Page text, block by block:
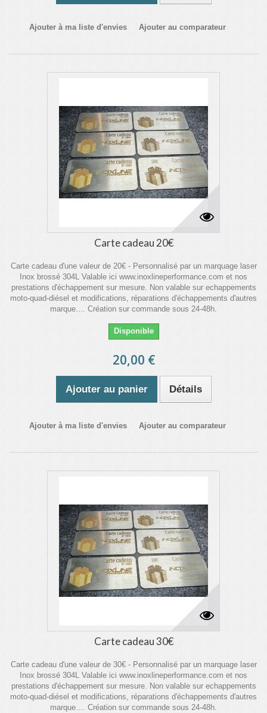
Ajouter à ma liste d'envies Ajouter au comparateur
Carte cadeau 20€
Carte cadeau d'une valeur de 20€ - Personnalisé par un marquage laser
Inox brossé 304L Valable ici www.inoxlineperformance.com et nos
prestations d'échappement sur mesure. Non valable sur echappements
moto-quad-diésel et modifications, réparations d'échappements d'autres
marque.... Création sur commande sous 24-48h.
Disponible
20,00 €
Ajouter au panier Détails
Ajouter à ma liste d'envies Ajouter au comparateur
Carte cadeau 30€
Carte cadeau d'une valeur de 30€ - Personnalisé par un marquage laser
Inox brossé 304L Valable ici www.inoxlineperformance.com et nos
prestations d'échappement sur mesure. Non valable sur echappements
moto-quad-diésel et modifications, réparations d'échappements d'autres
marque.... Création sur commande sous 24-48h.